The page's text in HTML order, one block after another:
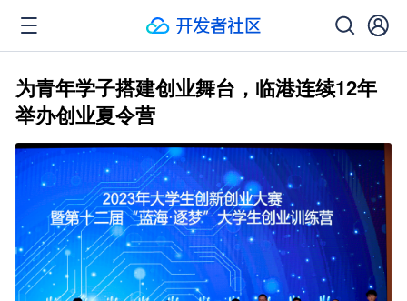
为青年学子搭建创业舞台，临港连续12年
举办创业夏令营